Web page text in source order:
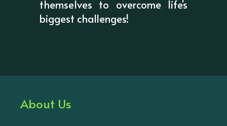
themselves to overcome life's
biggest challenges!
About Us